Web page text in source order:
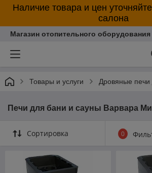
Наличие товара и цен
салона
Магазин отопительного
Товары и услуги Дровяные печи
Печи для бани и сауны Варвара
Сортировка 0